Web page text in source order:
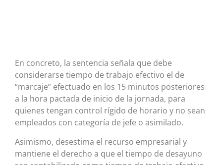
En concreto, la sentencia señala que debe
considerarse tiempo de trabajo efectivo el de
“marcaje” efectuado en los 15 minutos posteriores
a la hora pactada de inicio de la jornada, para
quienes tengan control rígido de horario y no sean
empleados con categoría de jefe o asimilado.
Asimismo, desestima el recurso empresarial y
mantiene el derecho a que el tiempo de desayuno